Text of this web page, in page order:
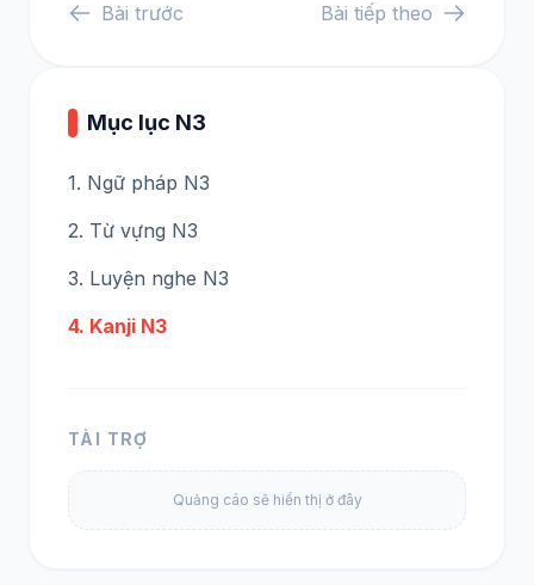
Bài trước Bài tiếp theo
Mục lục N3
1. Ngữ pháp N3
2. Từ vựng N3
3. Luyện nghe N3
4. Kanji N3
TÀI TRỢ
Quảng cáo sẽ hiển thị ở đây